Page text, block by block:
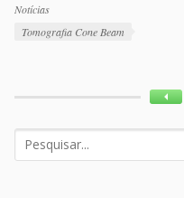
Categorias
Notícias
Tags
Tomografia Cone Beam